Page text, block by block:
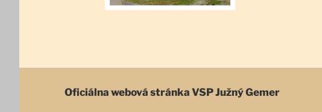
Oficiálna webová stránkaVSP Južný Gemer